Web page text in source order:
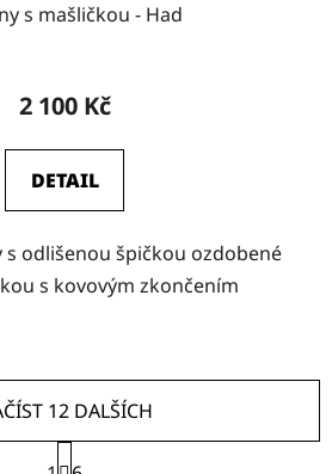
s mašličkou - Had
2 100 Kč
DETAIL
s odlišenou špičkou ozdobené
s kovovým zkončením
12 DALŠÍCH
S